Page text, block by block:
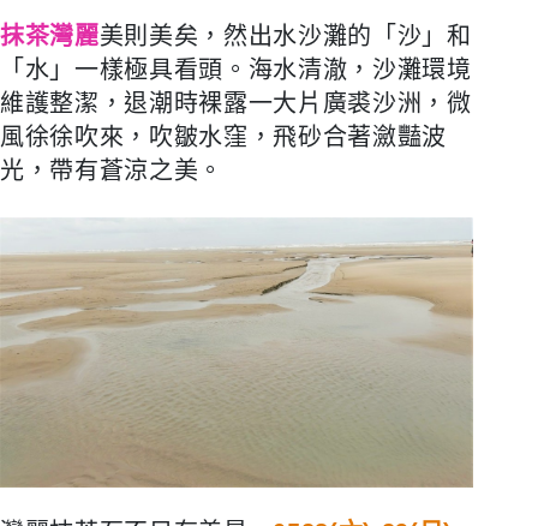
抹茶灣麗美則美矣，然出水沙灘的「沙」和
「水」一樣極具看頭。海水清澈，沙灘環境
維護整潔，退潮時裸露一大片廣裘沙洲，微
風徐徐吹來，吹皺水窪，飛砂合著瀲豔波
光，帶有蒼涼之美。